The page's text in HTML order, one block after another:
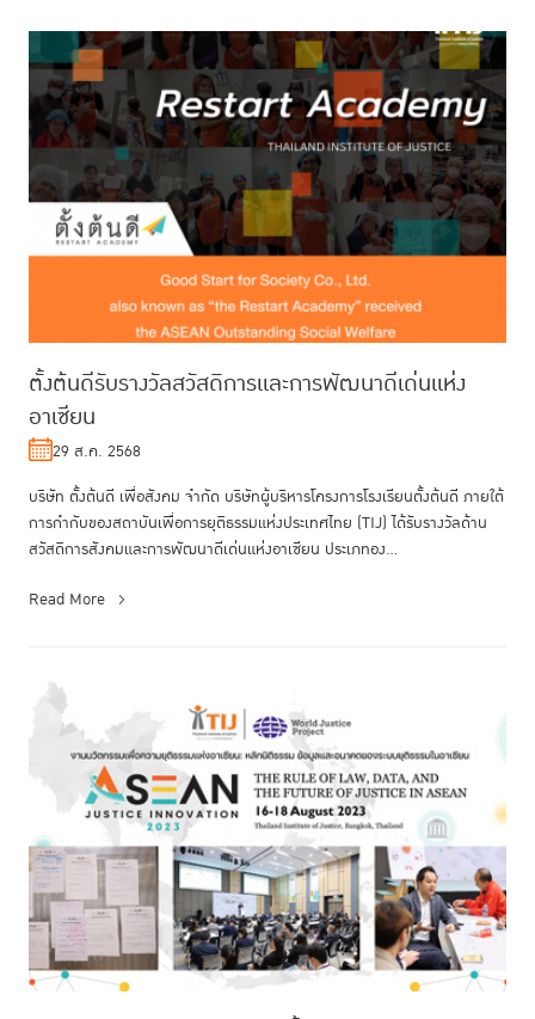
ตั้งต้นดีรับรางวัลสวัสดิการและการพัฒนาดีเด่นแห่ง
อาเซียน
29 ส.ค. 2568
บริษัท ตั้งต้นดี เพื่อสังคม จำกัด บริษัทผู้บริหารโครงการโรงเรียนตั้งต้นดี ภายใต้
การกำกับของสถาบันเพื่อการยุติธรรมแห่งประเทศไทย (TIJ) ได้รับรางวัลด้าน
สวัสดิการสังคมและการพัฒนาดีเด่นแห่งอาเซียน ประเภทอง...
Read More